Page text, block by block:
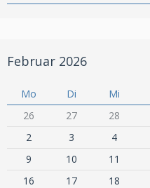
Februar 2026
Mo Di Mi
26
27 28
2
3 4
9
10 11
16
17 18